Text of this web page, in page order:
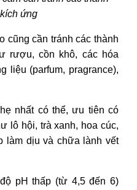
ứng
cũng cần tránh các thành
rượu, cồn khô, các hóa
liệu (parfum, pragrance),
nhất có thể, ưu tiên có
lô hội, trà xanh, hoa cúc,
làm dịu và chữa lành vết
pH thấp (từ 4,5 đến 6)